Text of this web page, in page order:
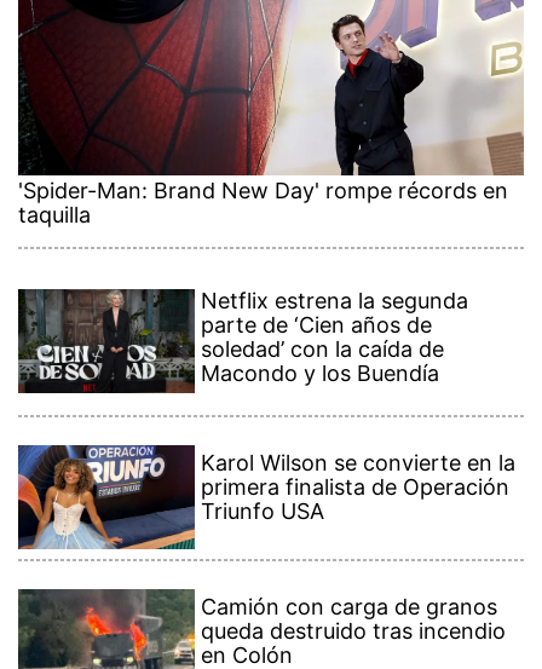
'Spider-Man: Brand New Day' rompe récords en
taquilla
Netflix estrena la segunda
parte de ‘Cien años de
soledad’ con la caída de
Macondo y los Buendía
Karol Wilson se convierte en la
primera finalista de Operación
Triunfo USA
Camión con carga de granos
queda destruido tras incendio
en Colón